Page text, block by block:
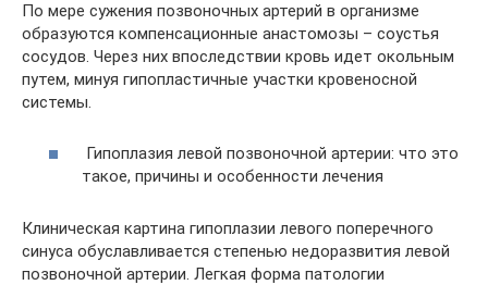
По мере сужения позвоночных артерий в организме
образуются компенсационные анастомозы – соустья
сосудов. Через них впоследствии кровь идет окольным
путем, минуя гипопластичные участки кровеносной
системы.
Гипоплазия левой позвоночной артерии: что это
такое, причины и особенности лечения
Клиническая картина гипоплазии левого поперечного
синуса обуславливается степенью недоразвития левой
позвоночной артерии. Легкая форма патологии